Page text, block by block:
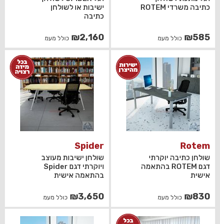
כתיבה משרדי ROTEM
₪585 כולל מעמ
ישיבות או לשולחן
כתיבה
₪2,160 כולל מעמ
Rotem
שולחן כתיבה יוקרתי
דגם ROTEM בהתאמה
אישית
₪830 כולל מעמ
Spider
שולחן ישיבות מעוצב
ויוקרתי דגם Spider
בהתאמה אישית
₪3,650 כולל מעמ